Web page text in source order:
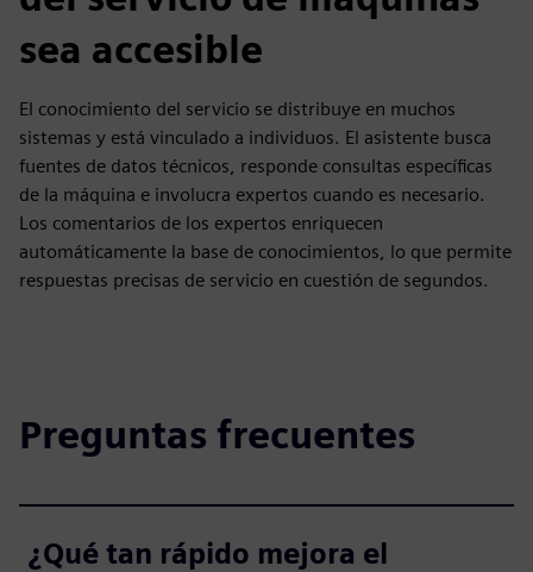
sea accesible
El conocimiento del servicio se distribuye en muchos
sistemas y está vinculado a individuos. El asistente busca
fuentes de datos técnicos, responde consultas específicas
de la máquina e involucra expertos cuando es necesario.
Los comentarios de los expertos enriquecen
automáticamente la base de conocimientos, lo que permite
respuestas precisas de servicio en cuestión de segundos.
Preguntas frecuentes
¿Qué tan rápido mejora el